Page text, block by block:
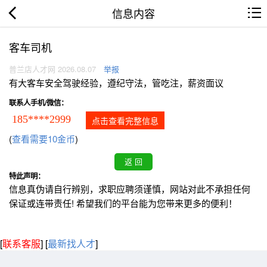
信息内容
客车司机
普兰店人才网 2026.08.07 举报
有大客车安全驾驶经验，遵纪守法，管吃注，薪资面议
联系人手机/微信：
185****2999 点击查看完整信息
(查看需要10金币)
特此声明：
信息真伪请自行辨别，求职应聘须谨慎，网站对此不承担任何
保证或连带责任! 希望我们的平台能为您带来更多的便利！
[联系客服] [最新找人才]